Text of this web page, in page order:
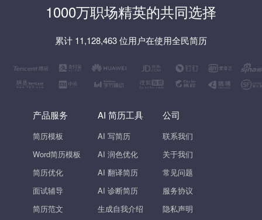
1000万职场精英的共同选择
累计 11,128,463 位用户在使用全民简历
产品服务
简历模板
Word简历模板
简历优化
面试辅导
简历范文
AI 简历工具
AI 写简历
AI 润色优化
AI 翻译简历
AI 诊断简历
生成自我介绍
公司
联系我们
关于我们
常见问题
服务协议
隐私声明